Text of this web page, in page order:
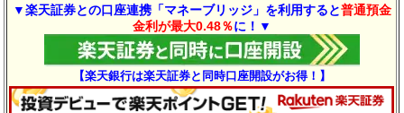
▼楽天証券との口座連携「マネーブリッジ」を利用すると普通預金
金利が最大0.48％に！▼
【楽天銀行は楽天証券と同時口座開設がお得！】